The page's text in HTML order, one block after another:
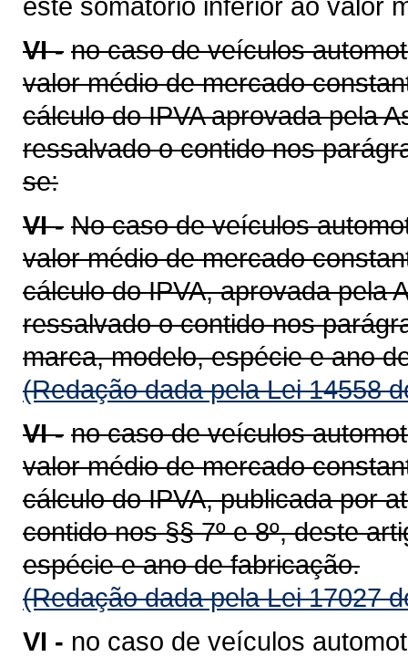
VI - no caso de veículos
valor médio de mercado
cálculo do IPVA aprovada pela
ressalvado o contido nos
se:
VI - No caso de veículos
valor médio de mercado
cálculo do IPVA, aprovada pela
ressalvado o contido nos
marca, modelo, espécie e ano
(Redação dada pela Lei 14558
VI - no caso de veículos
valor médio de mercado
cálculo do IPVA, publicada por
contido nos §§ 7º e 8º, deste
espécie e ano de fabricação.
(Redação dada pela Lei 17027
VI - no caso de veículos